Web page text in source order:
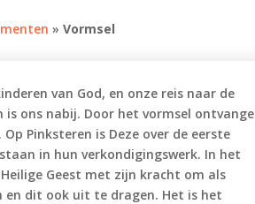
»Vormsel
van God, en onze reis naar de
is ons nabij. Door het vormsel
Pinksteren is Deze over de eerste
in hun verkondigingswerk. In het
Geest met zijn kracht om als
dit ook uit te dragen. Het is het